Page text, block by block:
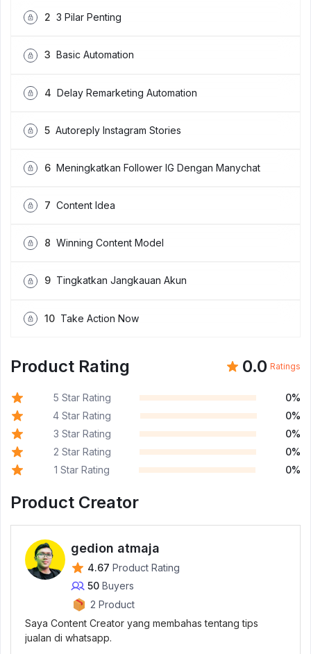
2 3 Pilar Penting
3 Basic Automation
4 Delay Remarketing Automation
5 Autoreply Instagram Stories
6 Meningkatkan Follower IG Dengan Manychat
7 Content Idea
8 Winning Content Model
9 Tingkatkan Jangkauan Akun
10 Take Action Now
Product Rating 0.0 Ratings
5 Star Rating
0%
4 Star Rating
0%
3 Star Rating
0%
2 Star Rating
0%
1 Star Rating
0%
Product Creator
gedion atmaja
4.67 Product Rating
50 Buyers
2 Product
Saya Content Creator yang membahas tentang tips
jualan di whatsapp.